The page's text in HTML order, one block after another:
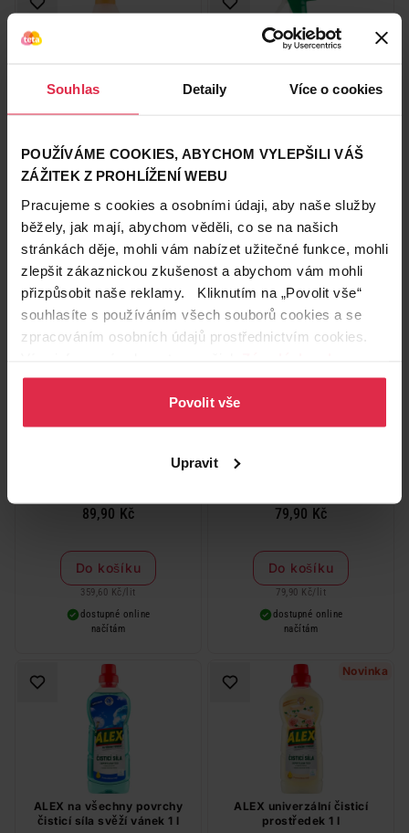
Souhlas Detaily Více o cookies
POUŽÍVÁME COOKIES, ABYCHOM VYLEPŠILI VÁŠ
ZÁŽITEK Z PROHLÍŽENÍ WEBU
Pracujeme s cookies a osobními údaji, aby naše služby
běžely, jak mají, abychom věděli, co se na našich
stránkách děje, mohli vám nabízet užitečné funkce, mohli
zlepšit zákaznickou zkušenost a abychom vám mohli
přizpůsobit naše reklamy. Kliknutím na „Povolit vše“
souhlasíte s používáním všech souborů cookies a se
zpracováním osobních údajů prostřednictvím cookies.
osobních údajů.
Povolit vše
Upravit
109,90 Kč
Do košíku
146,53 Kč /lit
dostupné online
načítám
Do košíku
293,07 Kč/lit
dostupné online
načítám
Alex Renovátor nábytku extra
89,90 Kč
Do košíku
359,60 Kč / lit
dostupné online
načítám
ALEX Na všechny povrchy s
79,90 Kč
Do košíku
79,90 Kč/ lit
dostupné online
načítám
ALEX na všechny povrchy
čisticí síla svěží vánek 1 l
Novinka
ALEX univerzální čisticí
prostředek 1 l